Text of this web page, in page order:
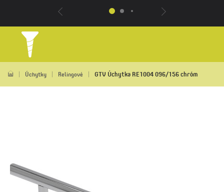
Úchytky Relingové GTV Úchytka RE1004 096/156 chróm